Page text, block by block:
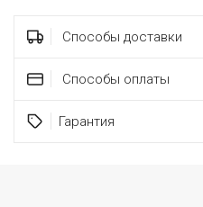
Способы доставки
Способы оплаты
Гарантия